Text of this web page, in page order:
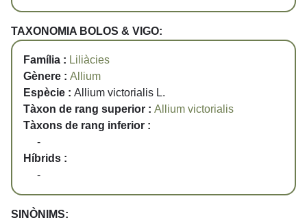
TAXONOMIA BOLOS & VIGO:
Família : Liliàcies
Gènere : Allium
Espècie : Allium victorialis L.
Tàxon de rang superior : Allium victorialis
Tàxons de rang inferior :
-
Híbrids :
-
SINÒNIMS: